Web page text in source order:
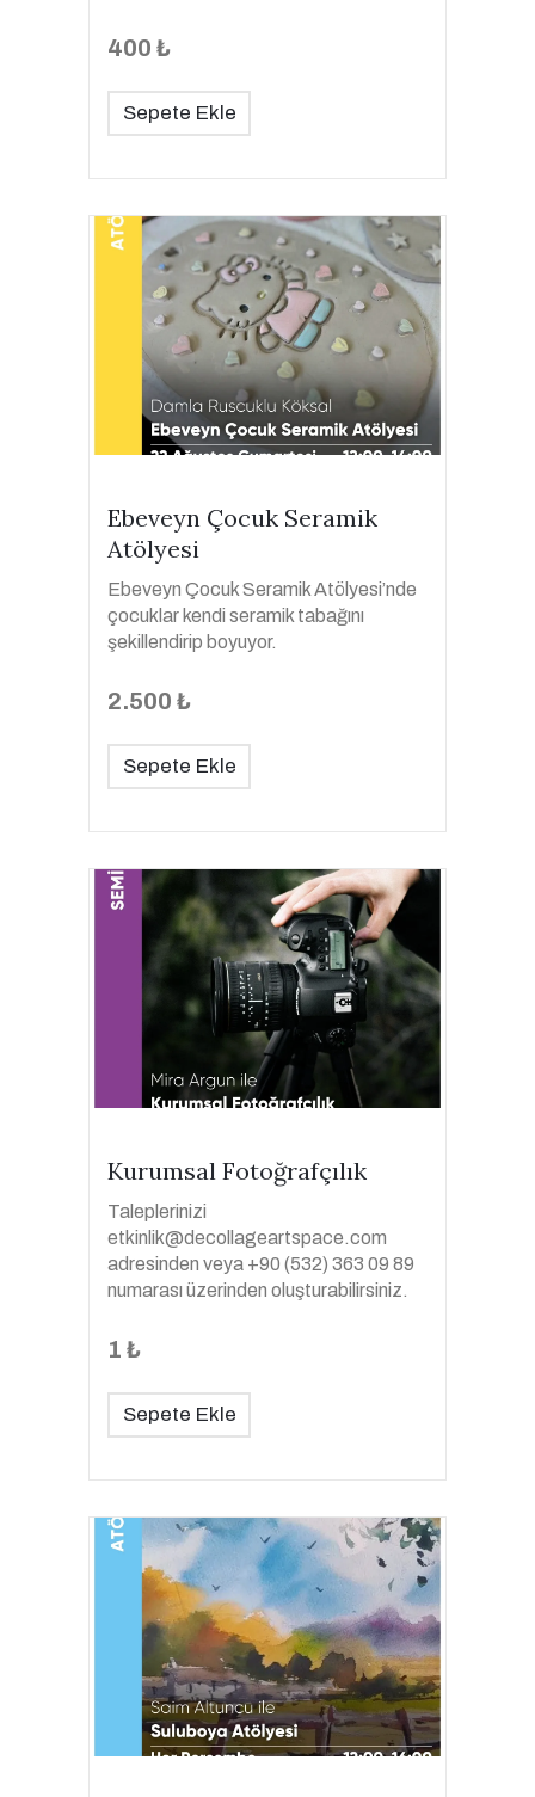
400 ₺
Sepete Ekle
Ebeveyn Çocuk Seramik
Atölyesi
Ebeveyn Çocuk Seramik Atölyesi’nde
çocuklar kendi seramik tabağını
şekillendirip boyuyor.
2.500 ₺
Sepete Ekle
Kurumsal Fotoğrafçılık
Taleplerinizi
etkinlik@decollageartspace.com
adresinden veya +90 (532) 363 09 89
numarası üzerinden oluşturabilirsiniz.
1 ₺
Sepete Ekle